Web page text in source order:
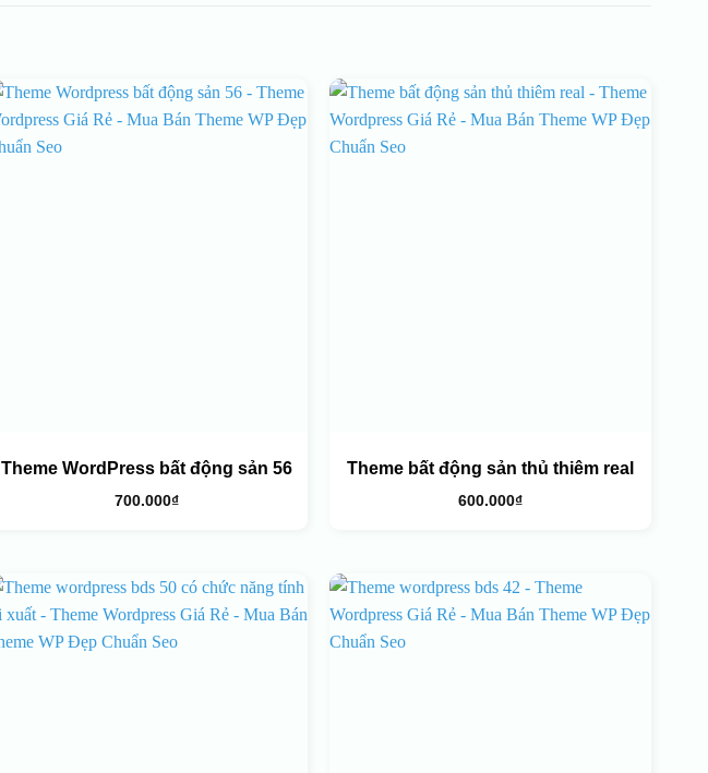
Theme WordPress bất động sản 56
700.000₫
Theme bất động sản thủ thiêm real
600.000₫